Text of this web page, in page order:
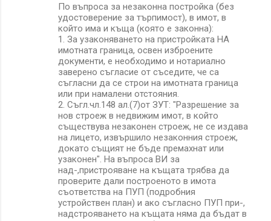
По въпроса за незаконна постройка (без
удостоверение за търпимост), в имот, в
който има и къща (която е законна):
1. За узаконяването на пристройката НА
имотната граница, освен изброените
документи, е необходимо и нотариално
заверено съгласие от съседите, че са
съгласни да се строи на имотната граница
или при намалени отстояния.
2. Съгл.чл.148 ал.(7)от ЗУТ: "Разрешение за
нов строеж в недвижим имот, в който
съществува незаконен строеж, не се издава
на лицето, извършило незаконния строеж,
докато същият не бъде премахнат или
узаконен". На въпроса ВИ за
над-,пристрояване на къщата трябва да
проверите дали построеното в имота
съответства на ПУП (подробния
устройствен план) и ако съгласно ПУП при-,
надстрояването на къщата няма да бъдат в